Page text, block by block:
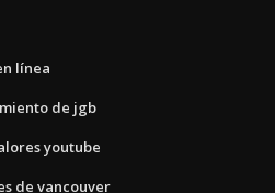
línea
de jgb
youtube
de vancouver